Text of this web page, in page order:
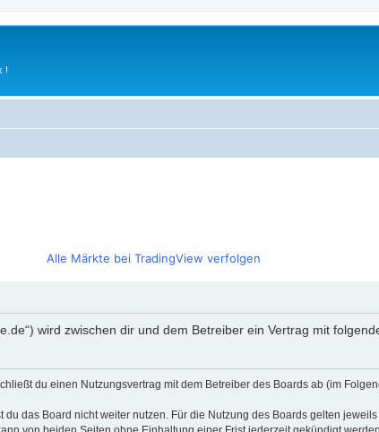
!
Alle Märkte bei TradingView verfolgen
wird zwischen dir und dem Betreiber ein Vertrag mit
du einen Nutzungsvertrag mit dem Betreiber des Boards ab (im
das Board nicht weiter nutzen. Für die Nutzung des Boards gelten